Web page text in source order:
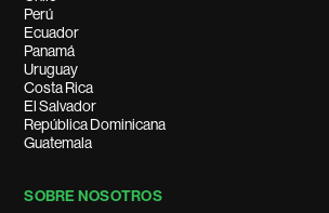
Perú
Ecuador
Panamá
Uruguay
Costa Rica
El Salvador
República Dominicana
Guatemala
SOBRE NOSOTROS